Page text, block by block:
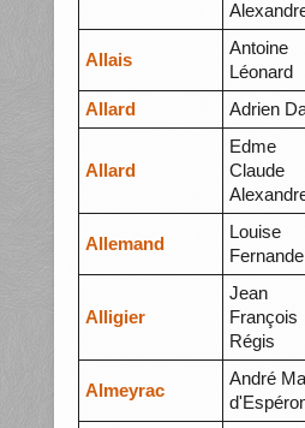
Allais
Antoine
Léonard
Allard
Adrien
Allard
Edme
Claude
Allemand
Louise
Fernande
Alligier
Jean
François
Régis
Almeyrac
André